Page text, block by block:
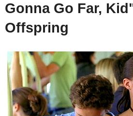
Gonna Go Far,
Offspring